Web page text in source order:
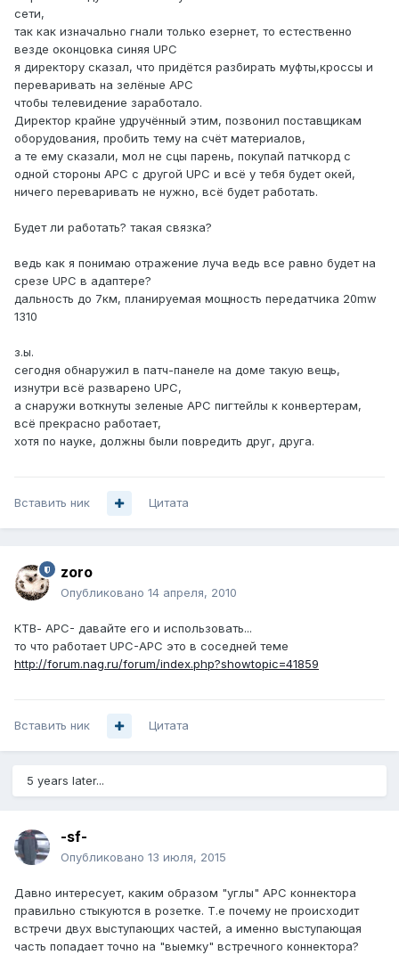
сети,
так как изначально гнали только езернет, то естественно
везде оконцовка синяя UPC
я директору сказал, что придётся разбирать муфты,кроссы и
переваривать на зелёные APC
чтобы телевидение заработало.
Директор крайне удручённый этим, позвонил поставщикам
оборудования, пробить тему на счёт материалов,
а те ему сказали, мол не сцы парень, покупай патчкорд с
одной стороны APC с другой UPC и всё у тебя будет окей,
ничего переваривать не нужно, всё будет работать.
Будет ли работать? такая связка?
ведь как я понимаю отражение луча ведь все равно будет на
срезе UPC в адаптере?
дальность до 7км, планируемая мощность передатчика 20mw
1310
з.ы.
сегодня обнаружил в патч-панеле на доме такую вещь,
изнутри всё разварено UPC,
а снаружи воткнуты зеленые APC пигтейлы к конвертерам,
всё прекрасно работает,
хотя по науке, должны были повредить друг, друга.
Вставить ник Цитата
zoro
Опубликовано 14 апреля, 2010
КТВ- APC- давайте его и использовать...
то что работает UPC-APC это в соседней теме
http://forum.nag.ru/forum/index.php?showtopic=41859
Вставить ник Цитата
5 years later...
-sf-
Опубликовано 13 июля, 2015
Давно интересует, каким образом "углы" APC коннектора
правильно стыкуются в розетке. Т.е почему не происходит
встречи двух выступающих частей, а именно выступающая
часть попадает точно на "выемку" встречного коннектора?